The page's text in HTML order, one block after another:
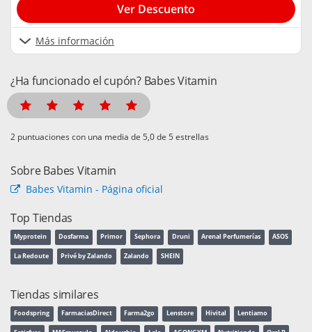
Más información
Ver Descuento
¿Ha funcionado el cupón? Babes Vitamin
puntuaciones con una media de de 5 estrellas
Sobre Babes Vitamin
Babes Vitamin - Página oficial
Top Tiendas
Myprotein Dosfarma Primor Sephora Druni Arenal Perfumerías ASOS
La Redoute Privé by Zalando Zalando SHEIN
Tiendas similares
Foodspring FarmaciasDirect Farma2go Lenstore Hivital Lentiamo